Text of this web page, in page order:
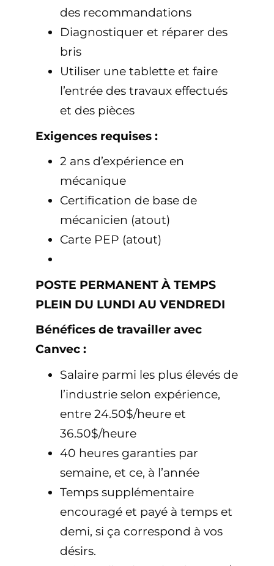
des recommandations
Diagnostiquer et réparer des
bris
Utiliser une tablette et faire
l’entrée des travaux effectués
et des pièces
Exigences requises :
2 ans d’expérience en
mécanique
Certification de base de
mécanicien (atout)
Carte PEP (atout)
POSTE PERMANENT À TEMPS
PLEIN DU LUNDI AU VENDREDI
Bénéfices de travailler avec
Canvec :
Salaire parmi les plus élevés de
l’industrie selon expérience,
entre 24.50$/heure et
36.50$/heure
40 heures garanties par
semaine, et ce, à l’année
Temps supplémentaire
encouragé et payé à temps et
demi, si ça correspond à vos
désirs.